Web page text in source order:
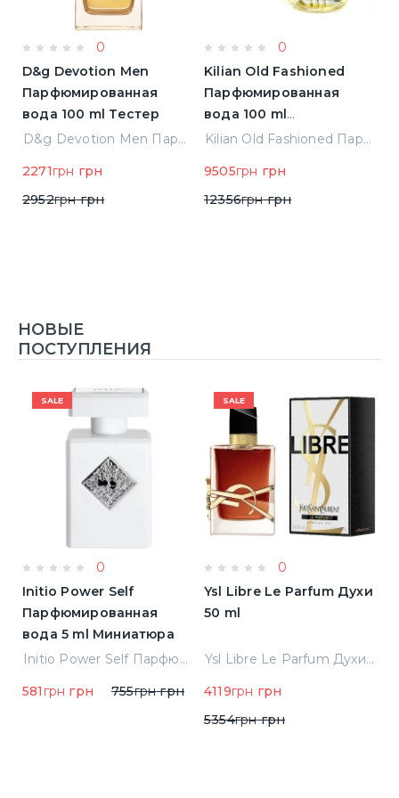
0
D&g Devotion Men
Парфюмированная
вода 100 ml Тестер
D&g Devotion Men Парфюмированная вода 100 ml Тестер
2271грн грн
2952грнгрн
0
Kilian Old Fashioned
Парфюмированная
вода 100 ml
(3700550240723)
Kilian Old Fashioned Парфюмированная вода 100 ml (3700550240723)
9505грн грн
12356грнгрн
НОВЫЕ
ПОСТУПЛЕНИЯ
SALE
0
Initio Power Self
Парфюмированная
вода 5 ml Миниатюра
Initio Power Self Парфюмированная вода 5 ml Миниатюра
581 грн грн 755грнгрн
SALE
0
Ysl Libre Le Parfum Духи
50 ml
Ysl Libre Le Parfum Духи 50 ml
4119грн грн
5354грнгрн